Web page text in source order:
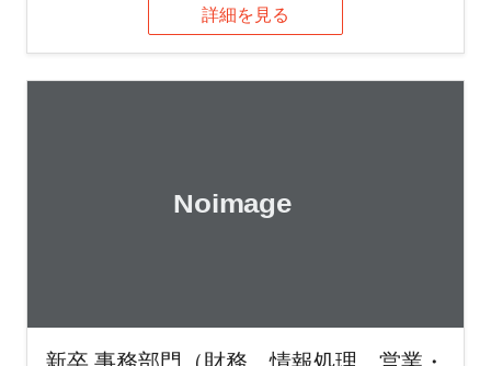
詳細を見る